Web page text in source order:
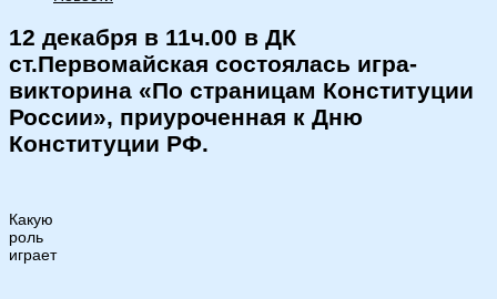
12 декабря в 11ч.00 в ДК
ст.Первомайская состоялась игра-
викторина «По страницам Конституции
России», приуроченная к Дню
Конституции РФ.
Какую
роль
играет